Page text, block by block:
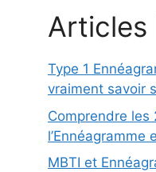
Articles
Type 1
vraiment savoir
Comprendre
l’Ennéagramme
MBTI et